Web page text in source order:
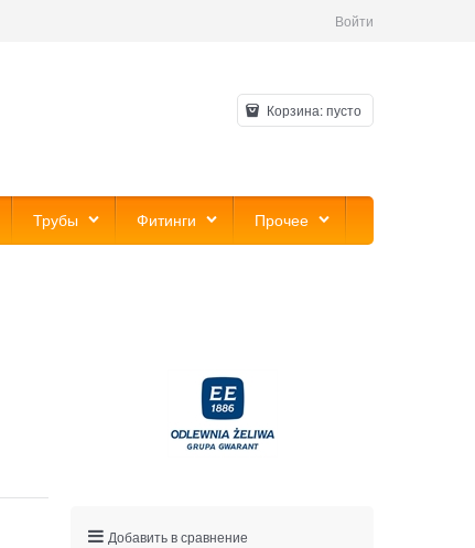
Войти
Корзина:пусто
Трубы Фитинги Прочее
Добавить в сравнение